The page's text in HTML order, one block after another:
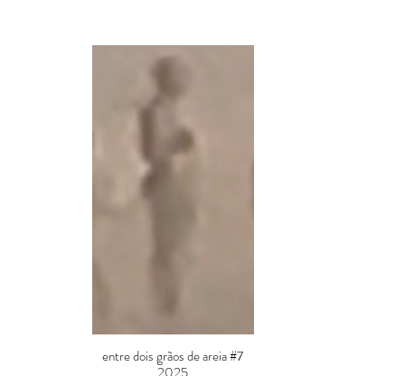
entre dois grãos de areia #7